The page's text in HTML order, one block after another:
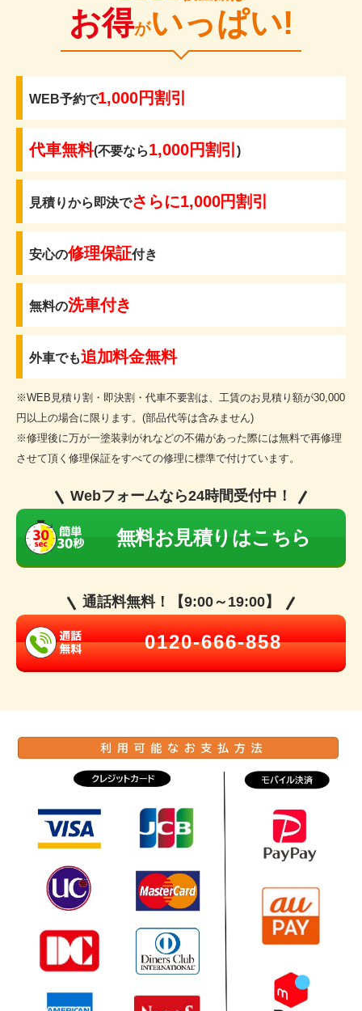
お得がいっぱい!
WEB予約で1,000円割引
代車無料(不要なら1,000円割引)
見積りから即決でさらに1,000円割引
安心の修理保証付き
無料の洗車付き
外車でも追加料金無料
※WEB見積り割・即決割・代車不要割は、工賃のお見積り額が30,000
円以上の場合に限ります。(部品代等は含みません)
※修理後に万が一塗装剥がれなどの不備があった際には無料で再修理
させて頂く修理保証をすべての修理に標準で付けています。
Webフォームなら24時間受付中！
無料お見積りはこちら
通話料無料！【9:00～19:00】
0120-666-858